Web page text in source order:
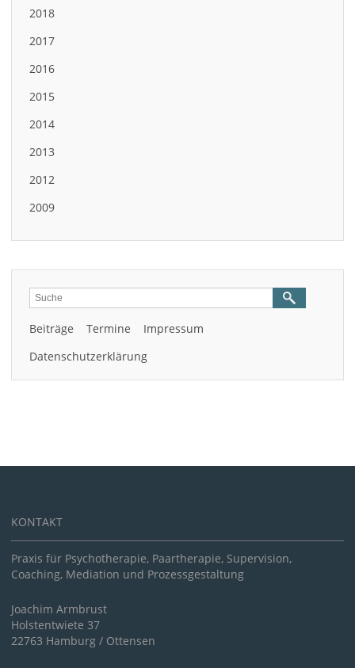
2018
2017
2016
2015
2014
2013
2012
2009
Beiträge Termine
Impressum
Datenschutzerklärung
KONTAKT
Praxis für Psychotherapie, Paartherapie, Supervision,
Coaching, Mediation und Prozessgestaltung
Joachim Armbrust
Holstentwiete 37
22763 Hamburg / Ottensen